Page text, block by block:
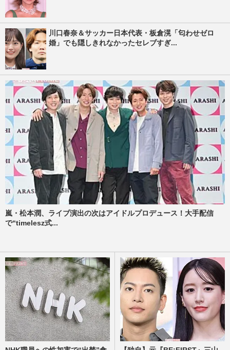
川口春奈＆サッカー日本代表・板倉滉「匂わせゼロ
婚」でも隠しきれなかったセレブすぎ...
嵐・松本潤、ライブ演出の次はアイドルプロデュース！大手配信
で“timelesz式...